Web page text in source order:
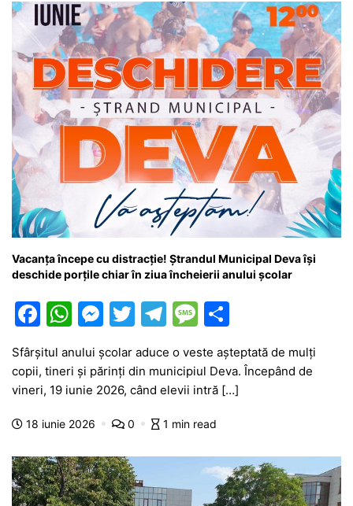
Vacanța începe cu distracție! Ștrandul Municipal Deva își
deschide porțile chiar în ziua încheierii anului școlar
F
c
e
b
o
k
W
at
s
A
p
M
s
s
e
g
er
T
itt
er
T
e
gr
a
M
s
s
a
g
e
ta
je
ă
Sfârșitul anului școlar aduce o veste așteptată de mulți
copii, tineri și părinți din municipiul Deva. Începând de
vineri, 19 iunie 2026, când elevii intră […]
18 iunie 2026 0 1 min read